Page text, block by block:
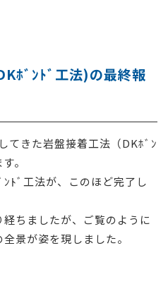
ﾎﾞﾝﾄﾞ工法)の最終報
てきた岩盤接着工法（DKﾎﾞﾝ
。
ﾄﾞ工法が、このほど完了し
ちましたが、ご覧のように
景が姿を現しました。